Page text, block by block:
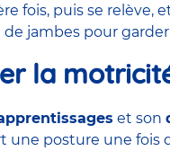
fois, puis se relève,
jambes pour garder
la
et son
une posture une fois